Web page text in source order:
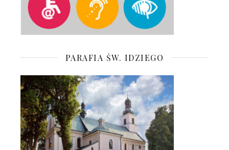
PARAFIA ŚW. IDZIEGO